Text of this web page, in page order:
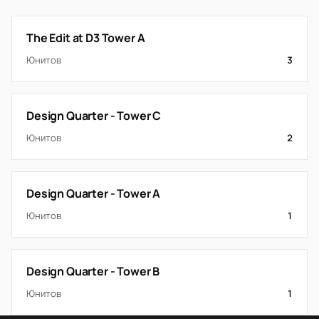
The Edit at D3 Tower A
Юнитов 3
Design Quarter - Tower C
Юнитов 2
Design Quarter - Tower A
Юнитов 1
Design Quarter - Tower B
Юнитов 1